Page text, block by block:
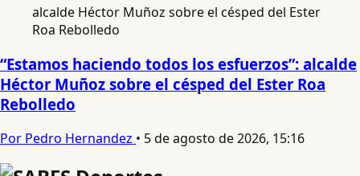
“Estamos haciendo todos los esfuerzos”: alcalde
Héctor Muñoz sobre el césped del Ester Roa
Rebolledo
Por Pedro Hernandez • 5 de agosto de 2026, 15:16